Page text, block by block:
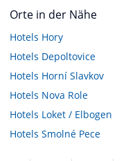
Orte in der Nähe
Hotels Hory
Hotels Depoltovice
Hotels Horní Slavkov
Hotels Nova Role
Hotels Loket / Elbogen
Hotels Smolné Pece